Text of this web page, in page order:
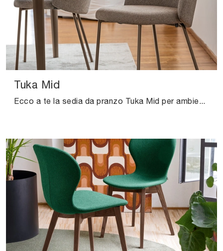
Tuka Mid
Ecco a te la sedia da pranzo Tuka Mid per ambientazioni moderne, tra le più esclusive Sedie fisse di Connubia.